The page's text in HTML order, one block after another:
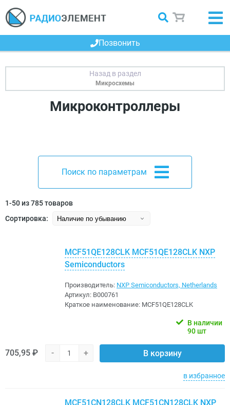
Позвонить
Микросхемы
Микроконтроллеры
Поиск по параметрам
1-50 из 785 товаров
Сортировка:
MCF51QE128CLK MCF51QE128CLK NXP
Semiconductors
Производитель: NXP Semiconductors, Netherlands
Артикул: B000761
Краткое наименование: MCF51QE128CLK
В наличии
90 шт
705,95 ₽ - + В корзину
в избранное
MCF51CN128CLK MCF51CN128CLK NXP